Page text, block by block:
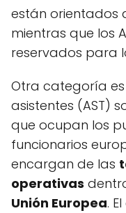
están orientados
mientras que los
reservados para
Otra categoría
asistentes (AST)
que ocupan los
funcionarios
encargan de las
operativas
Unión Europea.